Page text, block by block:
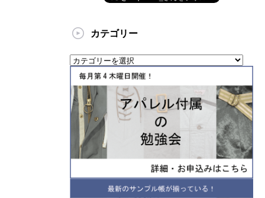
カテゴリー